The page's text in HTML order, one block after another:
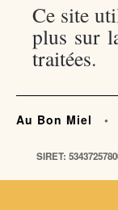
Ce site
plus sur
traitées.
Au Bon Miel
•
SIRET: